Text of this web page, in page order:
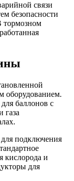
связи
безопасности
тормозном
оборудованием.
баллонов с
газа
подключения
кислорода и
для